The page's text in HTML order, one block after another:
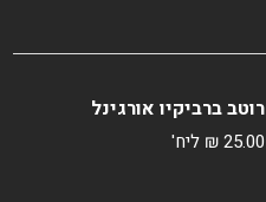
רוטב ברביקיו אורגינל
₪25.00 ליח'